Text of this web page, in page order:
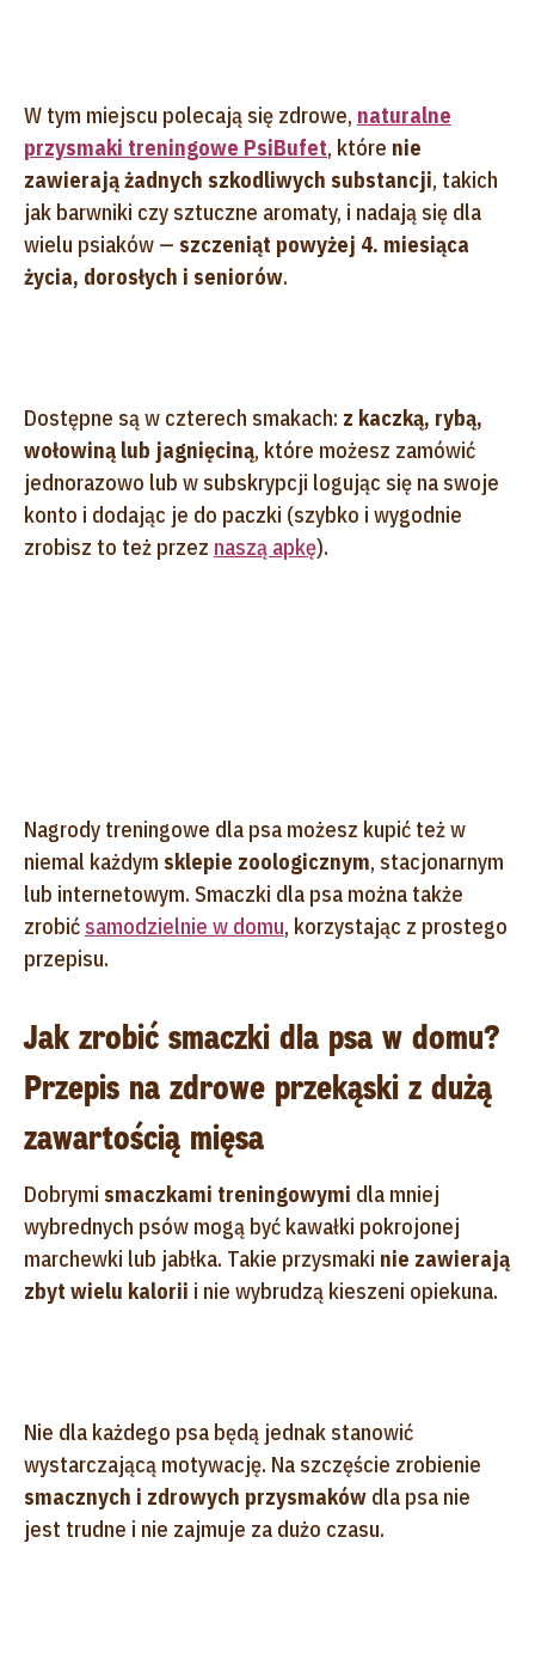
W tym miejscu polecają się zdrowe, naturalne
przysmaki treningowe PsiBufet, które nie
zawierają żadnych szkodliwych substancji, takich
jak barwniki czy sztuczne aromaty, i nadają się dla
wielu psiaków — szczeniąt powyżej 4. miesiąca
życia, dorosłych i seniorów.
Dostępne są w czterech smakach: z kaczką, rybą,
wołowiną lub jagnięciną, które możesz zamówić
jednorazowo lub w subskrypcji logując się na swoje
konto i dodając je do paczki (szybko i wygodnie
zrobisz to też przez naszą apkę).
Nagrody treningowe dla psa możesz kupić też w
niemal każdym sklepie zoologicznym, stacjonarnym
lub internetowym. Smaczki dla psa można także
zrobić samodzielnie w domu, korzystając z prostego
przepisu.
Jak zrobić smaczki dla psa w domu?
Przepis na zdrowe przekąski z dużą
zawartością mięsa
Dobrymi smaczkami treningowymi dla mniej
wybrednych psów mogą być kawałki pokrojonej
marchewki lub jabłka. Takie przysmaki nie zawierają
zbyt wielu kalorii i nie wybrudzą kieszeni opiekuna.
Nie dla każdego psa będą jednak stanowić
wystarczającą motywację. Na szczęście zrobienie
smacznych i zdrowych przysmaków dla psa nie
jest trudne i nie zajmuje za dużo czasu.